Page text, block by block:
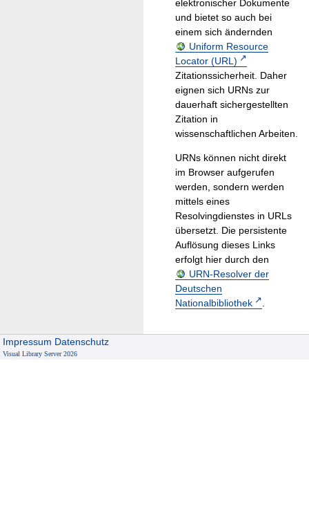
elektronischer Dokumente
und bietet so auch bei
einem sich ändernden
Uniform Resource
Locator (URL)
Zitationssicherheit. Daher
eignen sich URNs zur
dauerhaft sichergestellten
Zitation in
wissenschaftlichen Arbeiten.
URNs können nicht direkt
im Browser aufgerufen
werden, sondern werden
mittels eines
Resolvingdienstes in URLs
übersetzt. Die persistente
Auflösung dieses Links
erfolgt hier durch den
URN-Resolver der
Deutschen
Nationalbibliothek
.
Impressum Datenschutz
Visual Library Server 2026